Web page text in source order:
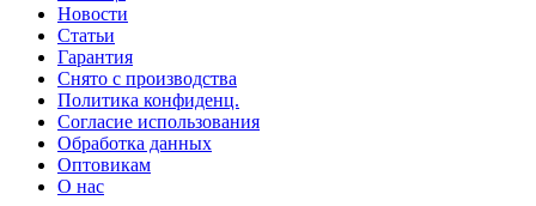
Новости
Статьи
Гарантия
Снято с производства
Политика конфиденц.
Согласие использования
Обработка данных
Оптовикам
О нас